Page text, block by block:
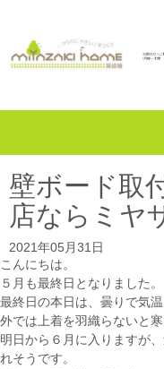
壁ボード取
店ならミヤ
2021年05月31日
こんにちは。
５月も最終日となりました。
最終日の本日は、曇りで気
外では上着を羽織らないと寒
明日から６月に入りますが
れそうです。